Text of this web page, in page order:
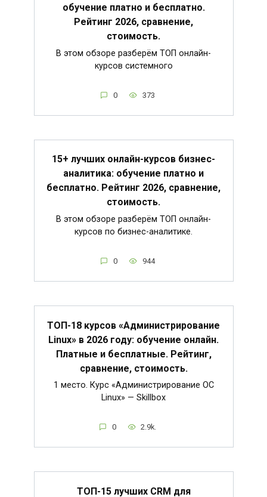
обучение платно и бесплатно.
Рейтинг 2026, сравнение,
стоимость.
В этом обзоре разберём ТОП онлайн-
курсов системного
0 373
15+ лучших онлайн-курсов бизнес-
аналитика: обучение платно и
бесплатно. Рейтинг 2026, сравнение,
стоимость.
В этом обзоре разберём ТОП онлайн-
курсов по бизнес-аналитике.
0 944
ТОП-18 курсов «Администрирование
Linux» в 2026 году: обучение онлайн.
Платные и бесплатные. Рейтинг,
сравнение, стоимость.
1 место. Курс «Администрирование ОС
Linux» — Skillbox
0 2.9k.
ТОП-15 лучших CRM для